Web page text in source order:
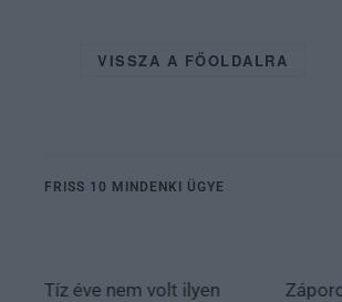
VISSZA A FŐOLDALRA
FRISS 10 MINDENKI ÜGYE
Tíz éve nem volt ilyen